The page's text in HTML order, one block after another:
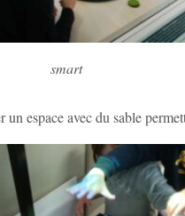
smart
un espace avec du sable